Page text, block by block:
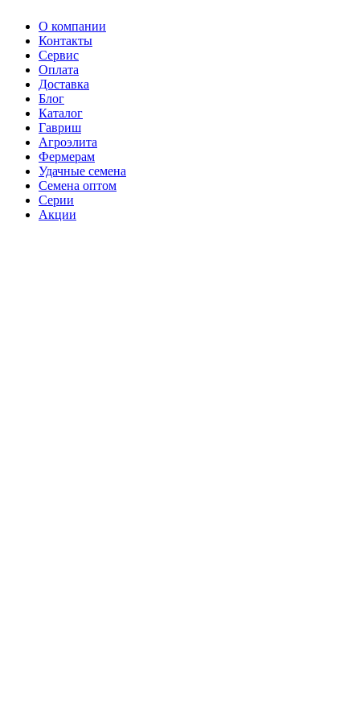
О компании
Контакты
Сервис
Оплата
Доставка
Блог
Каталог
Гавриш
Агроэлита
Фермерам
Удачные семена
Семена оптом
Серии
Акции